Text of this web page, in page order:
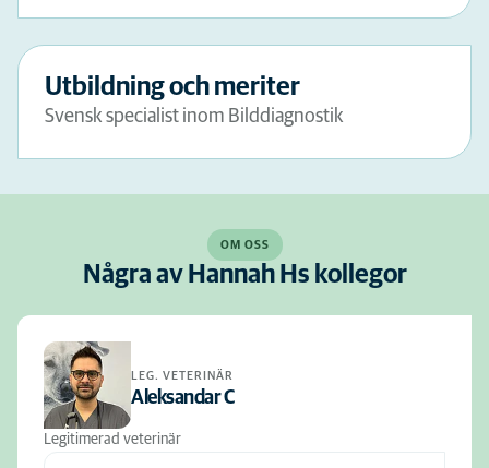
Utbildning och meriter
Svensk specialist inom Bilddiagnostik
OM OSS
Några av Hannah Hs kollegor
LEG. VETERINÄR
Aleksandar C
Legitimerad veterinär